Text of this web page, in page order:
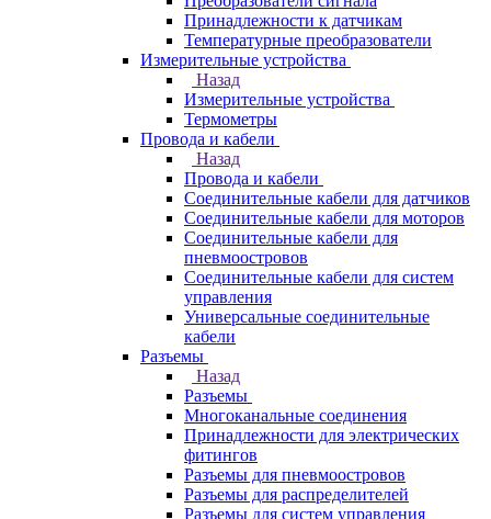
Принадлежности к датчикам
Температурные преобразователи
Измерительные устройства
Назад
Измерительные устройства
Термометры
Провода и кабели
Назад
Провода и кабели
Соединительные кабели для датчиков
Соединительные кабели для моторов
Соединительные кабели для
пневмоостровов
Соединительные кабели для систем
управления
Универсальные соединительные
кабели
Разъемы
Назад
Разъемы
Многоканальные соединения
Принадлежности для электрических
фитингов
Разъемы для пневмоостровов
Разъемы для распределителей
Разъемы для систем управления